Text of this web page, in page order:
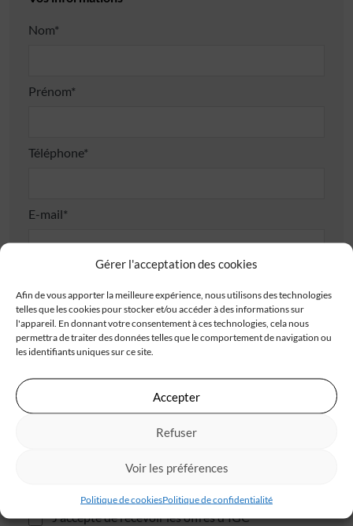
Gérer l'acceptation des cookies
Afin de vous apporter la meilleure expérience, nous utilisons des technologies
telles que les cookies pour stocker et/ou accéder à des informations sur
l'appareil. En donnant votre consentement à ces technologies, cela nous
permettra de traiter des données telles que le comportement de navigation ou
les identifiants uniques sur ce site.
Accepter
Refuser
Voir les préférences
Politique de cookiesPolitique de confidentialité
Nom*
Prénom*
Téléphone*
E-mail*
J'accepte de recevoir les offres d'IGC